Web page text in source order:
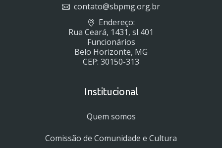
contato@sbpmg.org.br
Endereço:
Rua Ceará, 1431, sl 401
Funcionários
Belo Horizonte, MG
CEP: 30150-313
Institucional
Quem somos
Comissão de Comunidade e Cultura